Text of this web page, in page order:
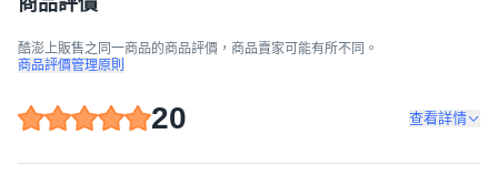
酷澎上販售之同一商品的商品評價，商品賣家可能有所不同。
商品評價管理原則
20 查看詳情